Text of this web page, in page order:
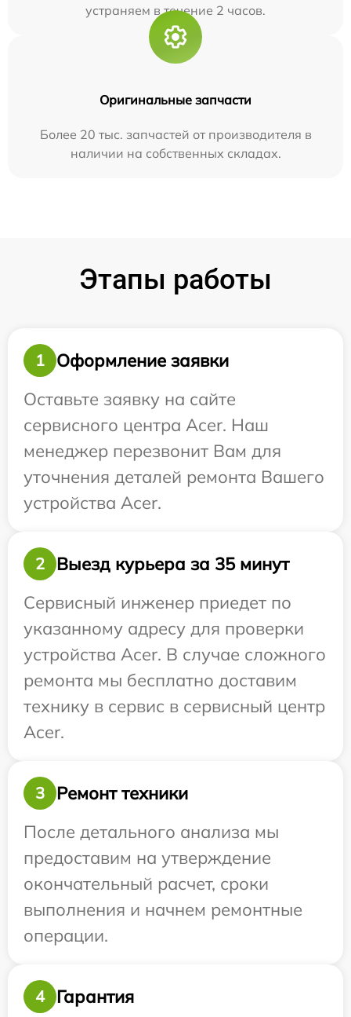
устраняем в течение 2 часов.
Оригинальные запчасти
Более 20 тыс. запчастей от производителя в
наличии на собственных складах.
Этапы работы
1
Оформление заявки
Оставьте заявку на сайте
сервисного центра Acer. Наш
менеджер перезвонит Вам для
уточнения деталей ремонта Вашего
устройства Acer.
2
Выезд курьера за 35 минут
Сервисный инженер приедет по
указанному адресу для проверки
устройства Acer. В случае сложного
ремонта мы бесплатно доставим
технику в сервис в сервисный центр
Acer.
3
Ремонт техники
После детального анализа мы
предоставим на утверждение
окончательный расчет, сроки
выполнения и начнем ремонтные
операции.
4 Гарантия